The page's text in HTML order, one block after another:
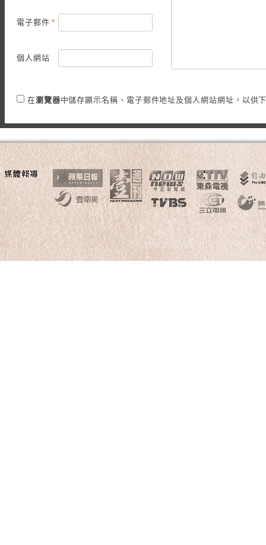
電子郵件 *
個人網站
在瀏覽器中儲存顯示名稱、電子郵件地址及個人網站網址，以供